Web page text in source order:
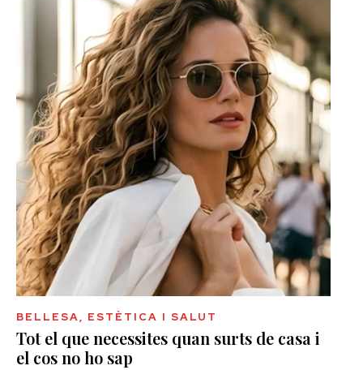
BELLESA, ESTÈTICA I SALUT
Tot el que necessites quan surts de casa i
el cos no ho sap